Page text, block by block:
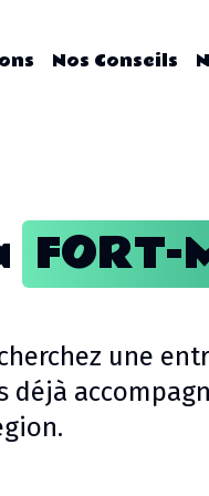
Nos Conseils
FORT-
une
déjà